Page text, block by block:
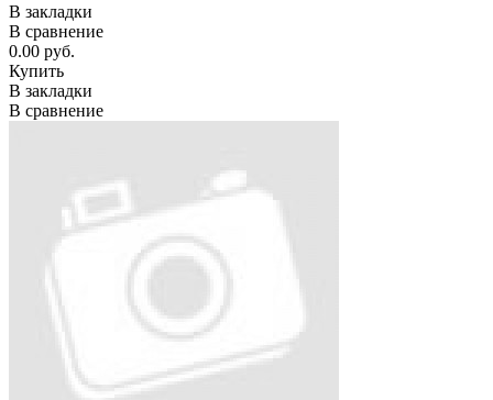
В закладки
В сравнение
0.00 руб.
Купить
В закладки
В сравнение